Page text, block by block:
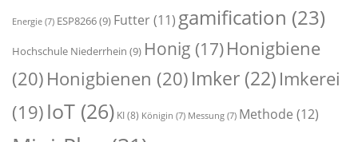
Energie (7) ESP8266(9) Futter(11) gamification (23)
Hochschule Niederrhein (9) Honig (17)Honigbiene
(20)Honigbienen (20)Imker (22) Imkerei
(19) IoT (26) KI(8) Königin (7) Messung (7) Methode (12)